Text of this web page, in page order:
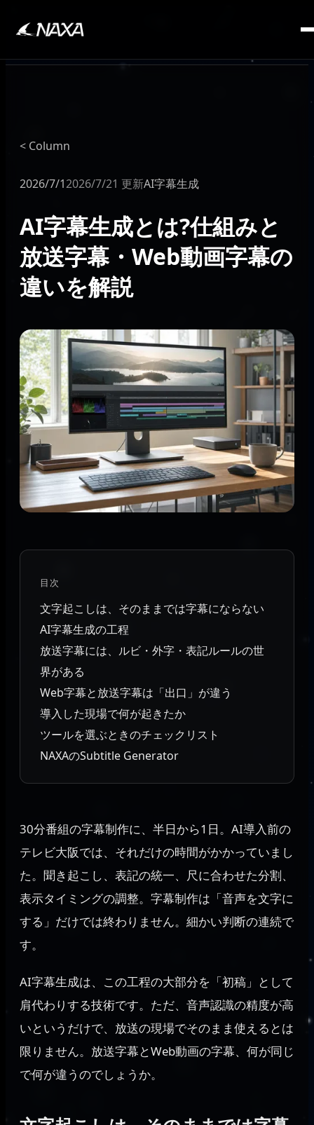
Column
2026/7/12026/7/21 更新AI字幕生成
AI字幕生成とは?仕組みと
放送字幕・Web動画字幕の
違いを解説
目次
文字起こしは、そのままでは字幕にならない
AI字幕生成の工程
放送字幕には、ルビ・外字・表記ルールの世
界がある
Web字幕と放送字幕は「出口」が違う
導入した現場で何が起きたか
ツールを選ぶときのチェックリスト
NAXAのSubtitle Generator
30分番組の字幕制作に、半日から1日。AI導入前の
テレビ大阪では、それだけの時間がかかっていまし
た。聞き起こし、表記の統一、尺に合わせた分割、
表示タイミングの調整。字幕制作は「音声を文字に
する」だけでは終わりません。細かい判断の連続で
す。
AI字幕生成は、この工程の大部分を「初稿」として
肩代わりする技術です。ただ、音声認識の精度が高
いというだけで、放送の現場でそのまま使えるとは
限りません。放送字幕とWeb動画の字幕、何が同じ
で何が違うのでしょうか。